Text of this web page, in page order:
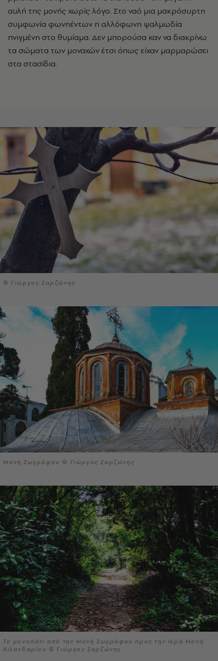
αυλή της μονής χωρίς λόγο. Στο ναό μια μακρόσυρτη
συμφωνία φωνηέντων η αλλόφωνη ψαλμωδία
πνιγμένη στο θυμίαμα. Δεν μπορούσα καν να διακρίνω
τα σώματα των μοναχών έτσι όπως είχαν μαρμαρώσει
στα στασίδια.
© Γιώργος Ζαρζώνης
Μονή Ζωγράφου © Γιώργος Ζαρζώνης
Το μονοπάτι από την Μονή Ζωγράφου προς την Ιερά Μονή
Χιλανδαρίου © Γιώργος Ζαρζώνης